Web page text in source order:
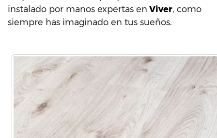
instalado por manos expertas en Viver, como
siempre has imaginado en tus sueños.